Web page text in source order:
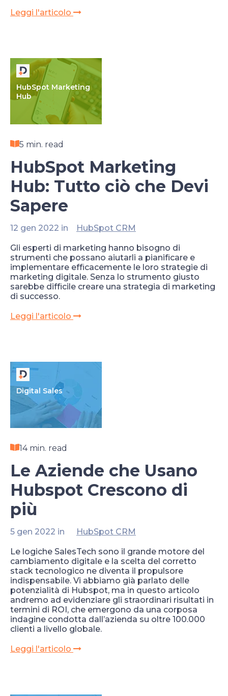
Leggi l'articolo
HubSpot Marketing
Hub
5 min. read
HubSpot Marketing
Hub: Tutto ciò che Devi
Sapere
12 gen 2022 in HubSpot CRM
Gli esperti di marketing hanno bisogno di
strumenti che possano aiutarli a pianificare e
implementare efficacemente le loro strategie di
marketing digitale. Senza lo strumento giusto
sarebbe difficile creare una strategia di marketing
di successo.
Leggi l'articolo
Digital Sales
14 min. read
Le Aziende che Usano
Hubspot Crescono di
più
5 gen 2022 in HubSpot CRM
Le logiche SalesTech sono il grande motore del
cambiamento digitale e la scelta del corretto
stack tecnologico ne diventa il propulsore
indispensabile. Vi abbiamo già parlato delle
potenzialità di Hubspot, ma in questo articolo
andremo ad evidenziare gli straordinari risultati in
termini di ROI, che emergono da una corposa
indagine condotta dall’azienda su oltre 100.000
clienti a livello globale.
Leggi l'articolo